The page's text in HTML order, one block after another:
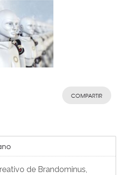
COMPARTIR
de Brandominus,